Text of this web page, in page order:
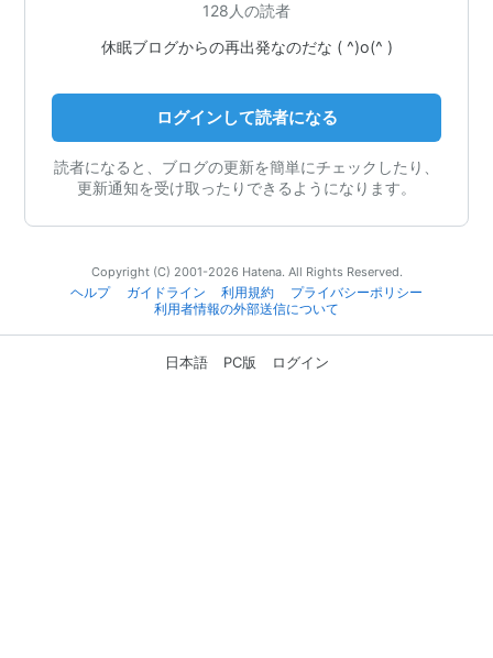
128人の読者
休眠ブログからの再出発なのだな ( ^)o(^ )
ログインして読者になる
読者になると、ブログの更新を簡単にチェックしたり、
更新通知を受け取ったりできるようになります。
Copyright (C) 2001-2026 Hatena. All Rights Reserved.
ヘルプ
ガイドライン 利用規約
プライバシーポリシー
利用者情報の外部送信について
日本語 PC版 ログイン